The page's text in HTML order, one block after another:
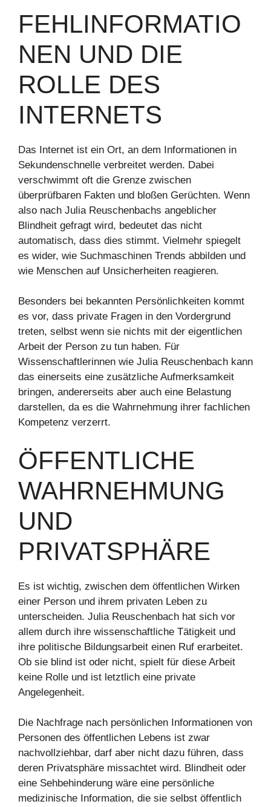
FEHLINFORMATIO
NEN UND DIE
ROLLE DES
INTERNETS
Das Internet ist ein Ort, an dem Informationen in
Sekundenschnelle verbreitet werden. Dabei
verschwimmt oft die Grenze zwischen
überprüfbaren Fakten und bloßen Gerüchten. Wenn
also nach Julia Reuschenbachs angeblicher
Blindheit gefragt wird, bedeutet das nicht
automatisch, dass dies stimmt. Vielmehr spiegelt
es wider, wie Suchmaschinen Trends abbilden und
wie Menschen auf Unsicherheiten reagieren.
Besonders bei bekannten Persönlichkeiten kommt
es vor, dass private Fragen in den Vordergrund
treten, selbst wenn sie nichts mit der eigentlichen
Arbeit der Person zu tun haben. Für
Wissenschaftlerinnen wie Julia Reuschenbach kann
das einerseits eine zusätzliche Aufmerksamkeit
bringen, andererseits aber auch eine Belastung
darstellen, da es die Wahrnehmung ihrer fachlichen
Kompetenz verzerrt.
ÖFFENTLICHE
WAHRNEHMUNG
UND
PRIVATSPHÄRE
Es ist wichtig, zwischen dem öffentlichen Wirken
einer Person und ihrem privaten Leben zu
unterscheiden. Julia Reuschenbach hat sich vor
allem durch ihre wissenschaftliche Tätigkeit und
ihre politische Bildungsarbeit einen Ruf erarbeitet.
Ob sie blind ist oder nicht, spielt für diese Arbeit
keine Rolle und ist letztlich eine private
Angelegenheit.
Die Nachfrage nach persönlichen Informationen von
Personen des öffentlichen Lebens ist zwar
nachvollziehbar, darf aber nicht dazu führen, dass
deren Privatsphäre missachtet wird. Blindheit oder
eine Sehbehinderung wäre eine persönliche
medizinische Information, die sie selbst öffentlich